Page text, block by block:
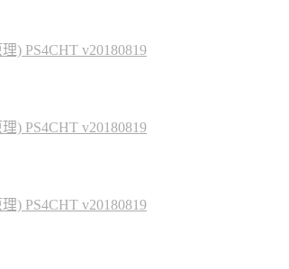
) PS4CHT v20180819
) PS4CHT v20180819
) PS4CHT v20180819